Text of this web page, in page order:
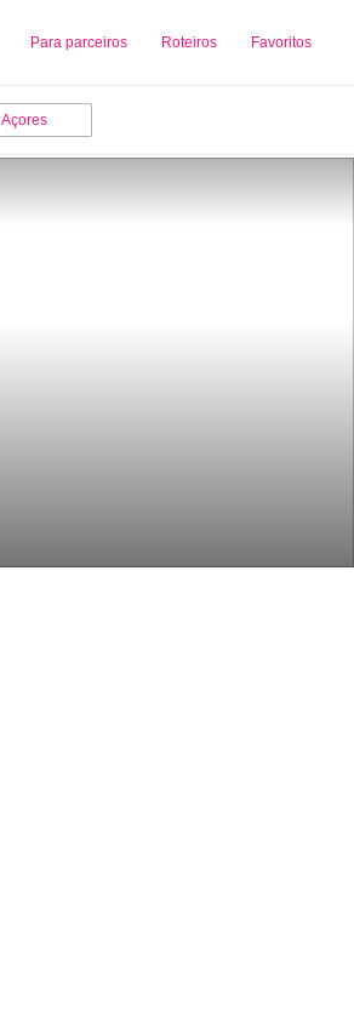
Para parceiros Roteiros Favoritos
Sobre nós Adicionar uma Empresa
Açores